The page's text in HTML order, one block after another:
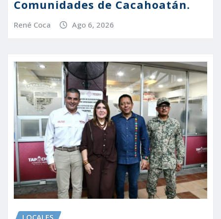
Comunidades de Cacahoatán.
René Coca Ago 6, 2026
LOCALES